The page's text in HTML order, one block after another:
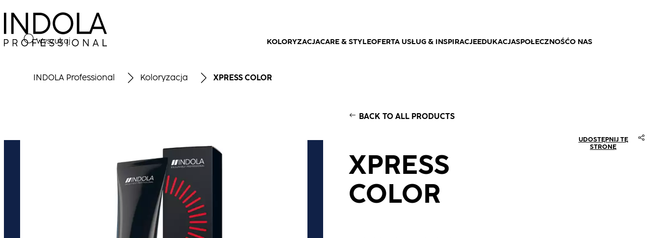
KOLORYZACJACARE & STYLEOFERTA USŁUG & INSPIRACJEEDUKACJASPOŁECZNOŚĆO NAS
Wyszukaj
INDOLA Professional Koloryzacja XPRESS COLOR
BACK TO ALL PRODUCTS
XPRESS
COLOR
UDOSTĘPNIJ TĘ
STRONĘ